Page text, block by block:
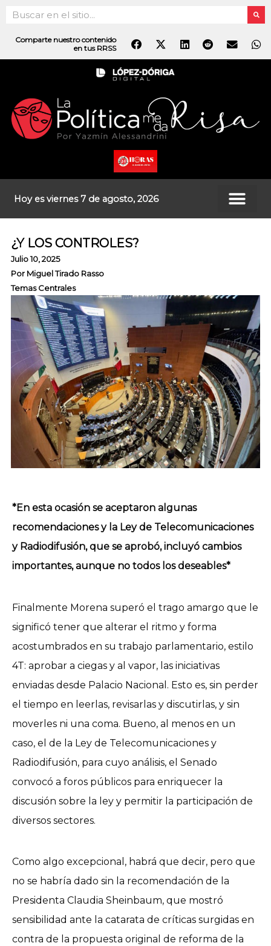
contenido
Search
Comparte nuestro contenido
en tus RRSS
Hoy es viernes 7 de agosto, 2026
¿Y LOS CONTROLES?
Julio 10, 2025
Por Miguel Tirado Rasso
Temas Centrales
*En esta ocasión se aceptaron algunas
recomendaciones y la Ley de Telecomunicaciones
y Radiodifusión, que se aprobó, incluyó cambios
importantes, aunque no todos los deseables*
Finalmente Morena superó el trago amargo que le
significó tener que alterar el ritmo y forma
acostumbrados en su trabajo parlamentario, estilo
4T: aprobar a ciegas y al vapor, las iniciativas
enviadas desde Palacio Nacional. Esto es, sin perder
el tiempo en leerlas, revisarlas y discutirlas, y sin
moverles ni una coma. Bueno, al menos en un
caso, el de la Ley de Telecomunicaciones y
Radiodifusión, para cuyo análisis, el Senado
convocó a foros públicos para enriquecer la
discusión sobre la ley y permitir la participación de
diversos sectores.
Como algo excepcional, habrá que decir, pero que
no se habría dado sin la recomendación de la
Presidenta Claudia Sheinbaum, que mostró
sensibilidad ante la catarata de críticas surgidas en
contra de la propuesta original de reforma de la